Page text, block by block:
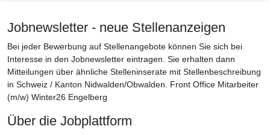
Jobnewsletter - neue Stellenanzeigen
Bei jeder Bewerbung auf Stellenangebote können Sie sich bei
Interesse in den Jobnewsletter eintragen. Sie erhalten dann
Mitteilungen über ähnliche Stelleninserate mit Stellenbeschreibung
in Schweiz / Kanton Nidwalden/Obwalden. Front Office Mitarbeiter
(m/w) Winter26 Engelberg
Über die Jobplattform